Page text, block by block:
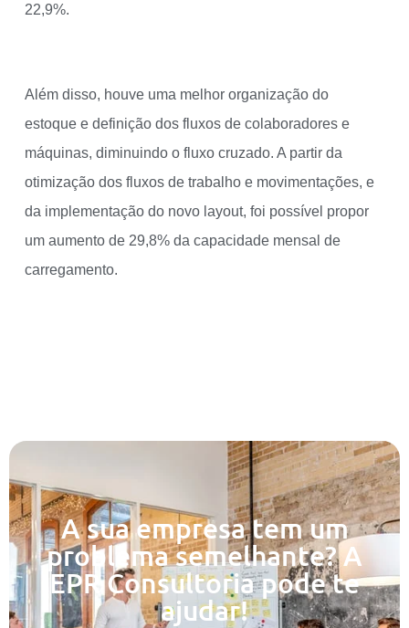
22,9%.
Além disso, houve uma melhor organização do
estoque e definição dos fluxos de colaboradores e
máquinas, diminuindo o fluxo cruzado. A partir da
otimização dos fluxos de trabalho e movimentações, e
da implementação do novo layout, foi possível propor
um aumento de 29,8% da capacidade mensal de
carregamento.
A sua empresa tem um
problema semelhante? A
EPR Consultoria pode te
ajudar!